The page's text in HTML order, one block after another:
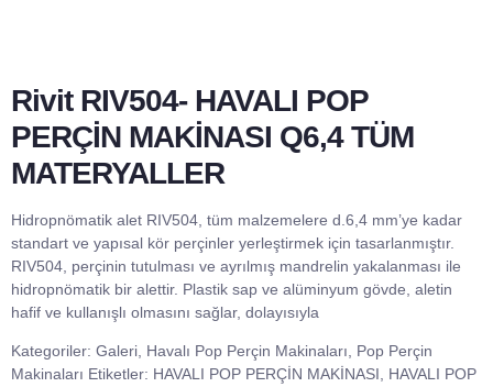
Rivit RIV504- HAVALI POP
PERÇİN MAKİNASI Q6,4 TÜM
MATERYALLER
Hidropnömatik alet RIV504, tüm malzemelere d.6,4 mm’ye kadar
standart ve yapısal kör perçinler yerleştirmek için tasarlanmıştır.
RIV504, perçinin tutulması ve ayrılmış mandrelin yakalanması ile
hidropnömatik bir alettir. Plastik sap ve alüminyum gövde, aletin
hafif ve kullanışlı olmasını sağlar, dolayısıyla
Kategoriler: Galeri, Havalı Pop Perçin Makinaları, Pop Perçin
Makinaları Etiketler: HAVALI POP PERÇİN MAKİNASI, HAVALI POP